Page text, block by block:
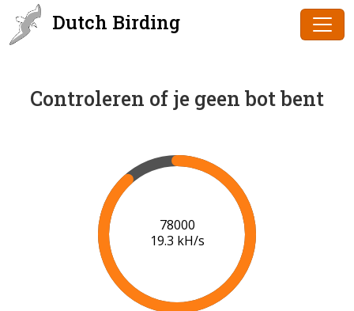
Dutch Birding
Controleren of je geen bot bent
79000
19.4 kH/s